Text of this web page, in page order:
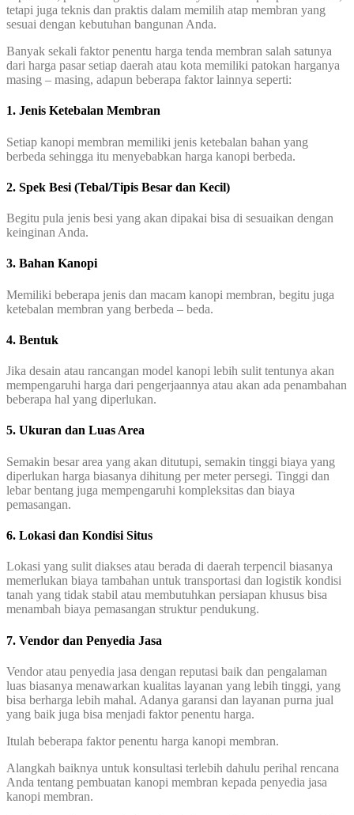
tetapi juga teknis dan praktis dalam memilih atap membran yang
sesuai dengan kebutuhan bangunan Anda.
Banyak sekali faktor penentu harga tenda membran salah satunya
dari harga pasar setiap daerah atau kota memiliki patokan harganya
masing – masing, adapun beberapa faktor lainnya seperti:
1. Jenis Ketebalan Membran
Setiap kanopi membran memiliki jenis ketebalan bahan yang
berbeda sehingga itu menyebabkan harga kanopi berbeda.
2. Spek Besi (Tebal/Tipis Besar dan Kecil)
Begitu pula jenis besi yang akan dipakai bisa di sesuaikan dengan
keinginan Anda.
3. Bahan Kanopi
Memiliki beberapa jenis dan macam kanopi membran, begitu juga
ketebalan membran yang berbeda – beda.
4. Bentuk
Jika desain atau rancangan model kanopi lebih sulit tentunya akan
mempengaruhi harga dari pengerjaannya atau akan ada penambahan
beberapa hal yang diperlukan.
5. Ukuran dan Luas Area
Semakin besar area yang akan ditutupi, semakin tinggi biaya yang
diperlukan harga biasanya dihitung per meter persegi. Tinggi dan
lebar bentang juga mempengaruhi kompleksitas dan biaya
pemasangan.
6. Lokasi dan Kondisi Situs
Lokasi yang sulit diakses atau berada di daerah terpencil biasanya
memerlukan biaya tambahan untuk transportasi dan logistik kondisi
tanah yang tidak stabil atau membutuhkan persiapan khusus bisa
menambah biaya pemasangan struktur pendukung.
7. Vendor dan Penyedia Jasa
Vendor atau penyedia jasa dengan reputasi baik dan pengalaman
luas biasanya menawarkan kualitas layanan yang lebih tinggi, yang
bisa berharga lebih mahal. Adanya garansi dan layanan purna jual
yang baik juga bisa menjadi faktor penentu harga.
Itulah beberapa faktor penentu harga kanopi membran.
Alangkah baiknya untuk konsultasi terlebih dahulu perihal rencana
Anda tentang pembuatan kanopi membran kepada penyedia jasa
kanopi membran.